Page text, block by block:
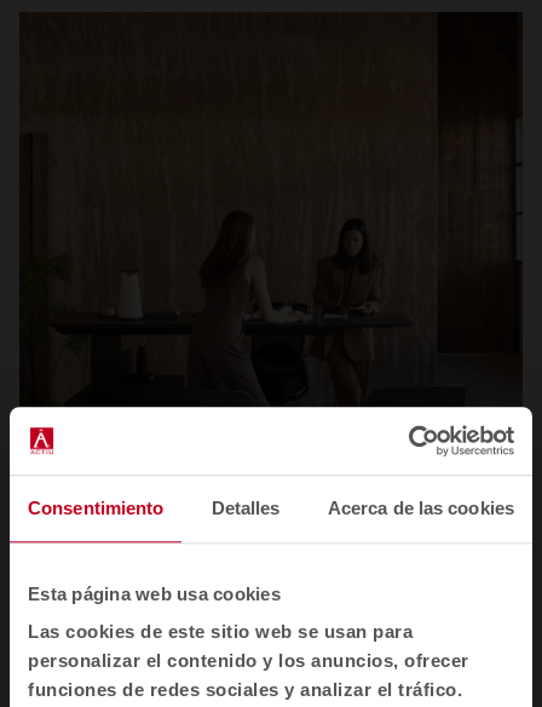
Consentimiento Detalles Acerca de las cookies
Esta página web usa cookies
Las cookies de este sitio web se usan para
personalizar el contenido y los anuncios, ofrecer
funciones de redes sociales y analizar el tráfico.
Educación · Oficinas · Hospitality · Inspiración
Tendencias 2026: espacios colectivos que
cuidan, conectan y hacen crecer a las personas